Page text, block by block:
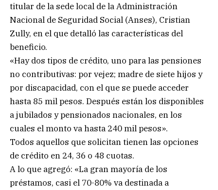
titular de la sede local de la Administración
Nacional de Seguridad Social (Anses), Cristian
Zully, en el que detalló las características del
beneficio.
«Hay dos tipos de crédito, uno para las pensiones
no contributivas: por vejez; madre de siete hijos y
por discapacidad, con el que se puede acceder
hasta 85 mil pesos. Después están los disponibles
a jubilados y pensionados nacionales, en los
cuales el monto va hasta 240 mil pesos».
Todos aquellos que solicitan tienen las opciones
de crédito en 24, 36 o 48 cuotas.
A lo que agregó: «La gran mayoría de los
préstamos, casi el 70-80% va destinada a